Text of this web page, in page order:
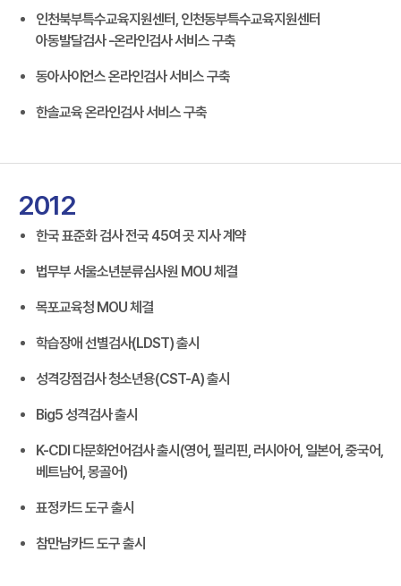
인천북부특수교육지원센터, 인천동부특수교육지원센터
아동발달검사 -온라인검사 서비스 구축
동아사이언스 온라인검사 서비스 구축
한솔교육 온라인검사 서비스 구축
2012
한국 표준화 검사 전국 45여 곳 지사 계약
법무부 서울소년분류심사원 MOU 체결
목포교육청 MOU 체결
학습장애 선별검사(LDST) 출시
성격강점검사 청소년용(CST-A) 출시
Big5 성격검사 출시
K-CDI 다문화언어검사 출시(영어, 필리핀, 러시아어, 일본어, 중국어,
베트남어, 몽골어)
표정카드 도구 출시
참만남카드 도구 출시